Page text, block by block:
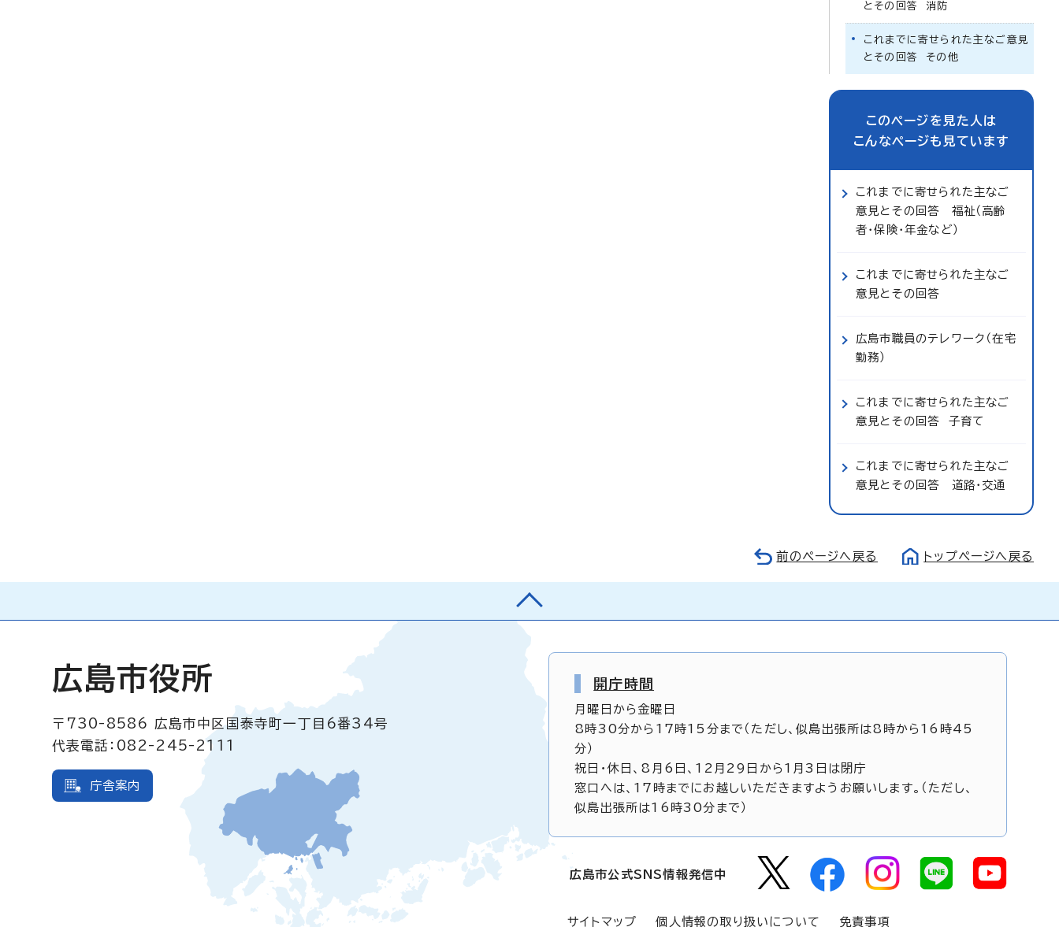
とその回答 消防
これまでに寄せられた主なご意見
とその回答 その他
このページを見た人は
こんなページも見ています
これまでに寄せられた主なご
意見とその回答 福祉（高齢
者・保険・年金など）
これまでに寄せられた主なご
意見とその回答
広島市職員のテレワーク（在宅
勤務）
これまでに寄せられた主なご
意見とその回答 子育て
これまでに寄せられた主なご
意見とその回答 道路・交通
前のページへ戻る トップページへ戻る
広島市役所
〒730-8586
広島市中区国泰寺町一丁目6番34号
代表電話：082-245-2111
庁舎案内
開庁時間
月曜日から金曜日
8時30分から17時15分まで（ただし、似島出張所は8時から16時45
分）
祝日・休日、8月6日、12月29日から1月3日は閉庁
窓口へは、17時までにお越しいただきますようお願いします。（ただし、
似島出張所は16時30分まで）
広島市公式SNS情報発信中
サイトマップ 個人情報の取り扱いについて 免責事項